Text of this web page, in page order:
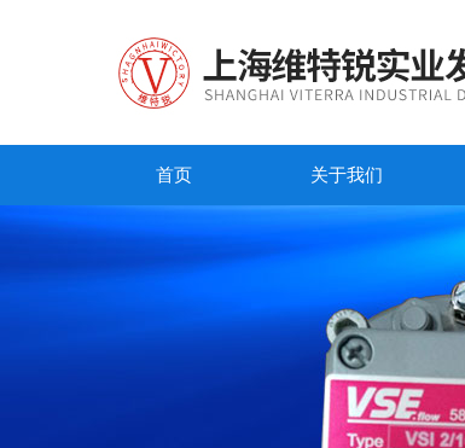
首页 关于我们